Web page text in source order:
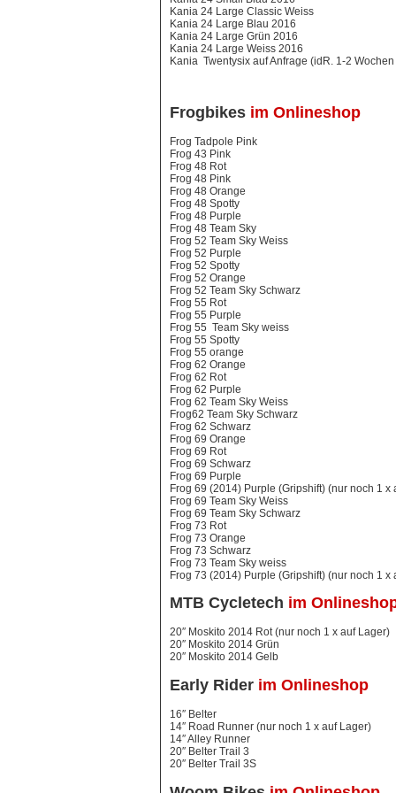
Kania 24 Large Classic Weiss
Kania 24 Large Blau 2016
Kania 24 Large Grün 2016
Kania 24 Large Weiss 2016
Kania Twentysix auf Anfrage (idR. 1-2
Frogbikesim Onlineshop
Frog Tadpole Pink
Frog 43 Pink
Frog 48 Rot
Frog 48 Pink
Frog 48 Orange
Frog 48 Spotty
Frog 48 Purple
Frog 48 Team Sky
Frog 52 Team Sky Weiss
Frog 52 Purple
Frog 52 Spotty
Frog 52 Orange
Frog 52 Team Sky Schwarz
Frog 55 Rot
Frog 55 Purple
Frog 55 Team Sky weiss
Frog 55 Spotty
Frog 55 orange
Frog 62 Orange
Frog 62 Rot
Frog 62 Purple
Frog 62 Team Sky Weiss
Frog62 Team Sky Schwarz
Frog 62 Schwarz
Frog 69 Orange
Frog 69 Rot
Frog 69 Schwarz
Frog 69 Purple
Frog 69 (2014) Purple (Gripshift) (nur noch 1 x
Frog 69 Team Sky Weiss
Frog 69 Team Sky Schwarz
Frog 73 Rot
Frog 73 Orange
Frog 73 Schwarz
Frog 73 Team Sky weiss
Frog 73 (2014) Purple (Gripshift) (nur noch 1 x
MTB Cycletech im
20″ Moskito 2014 Rot (nur noch 1 x auf Lager)
20″ Moskito 2014 Grün
20″ Moskito 2014 Gelb
Early Rider im Onlineshop
16″ Belter
14″ Road Runner (nur noch 1 x auf Lager)
14″ Alley Runner
20″ Belter Trail 3
20″ Belter Trail 3S